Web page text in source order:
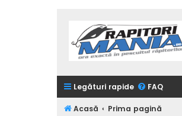
Legături rapide FAQ
Acasă Prima pagină